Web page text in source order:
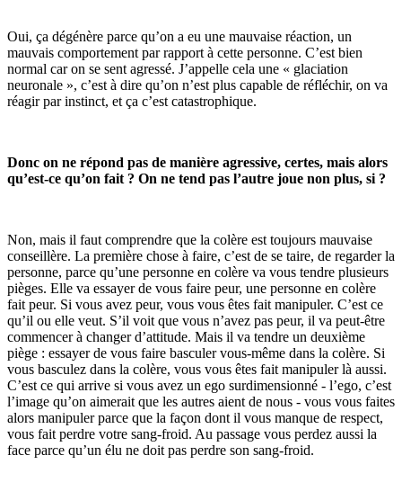
Oui, ça dégénère parce qu’on a eu une mauvaise réaction, un
mauvais comportement par rapport à cette personne. C’est bien
normal car on se sent agressé. J’appelle cela une « glaciation
neuronale », c’est à dire qu’on n’est plus capable de réfléchir, on va
réagir par instinct, et ça c’est catastrophique.
Donc on ne répond pas de manière agressive, certes, mais alors
qu’est-ce qu’on fait ? On ne tend pas l’autre joue non plus, si ?
Non, mais il faut comprendre que la colère est toujours mauvaise
conseillère. La première chose à faire, c’est de se taire, de regarder la
personne, parce qu’une personne en colère va vous tendre plusieurs
pièges. Elle va essayer de vous faire peur, une personne en colère
fait peur. Si vous avez peur, vous vous êtes fait manipuler. C’est ce
qu’il ou elle veut. S’il voit que vous n’avez pas peur, il va peut-être
commencer à changer d’attitude. Mais il va tendre un deuxième
piège : essayer de vous faire basculer vous-même dans la colère. Si
vous basculez dans la colère, vous vous êtes fait manipuler là aussi.
C’est ce qui arrive si vous avez un ego surdimensionné - l’ego, c’est
l’image qu’on aimerait que les autres aient de nous - vous vous faites
alors manipuler parce que la façon dont il vous manque de respect,
vous fait perdre votre sang-froid. Au passage vous perdez aussi la
face parce qu’un élu ne doit pas perdre son sang-froid.